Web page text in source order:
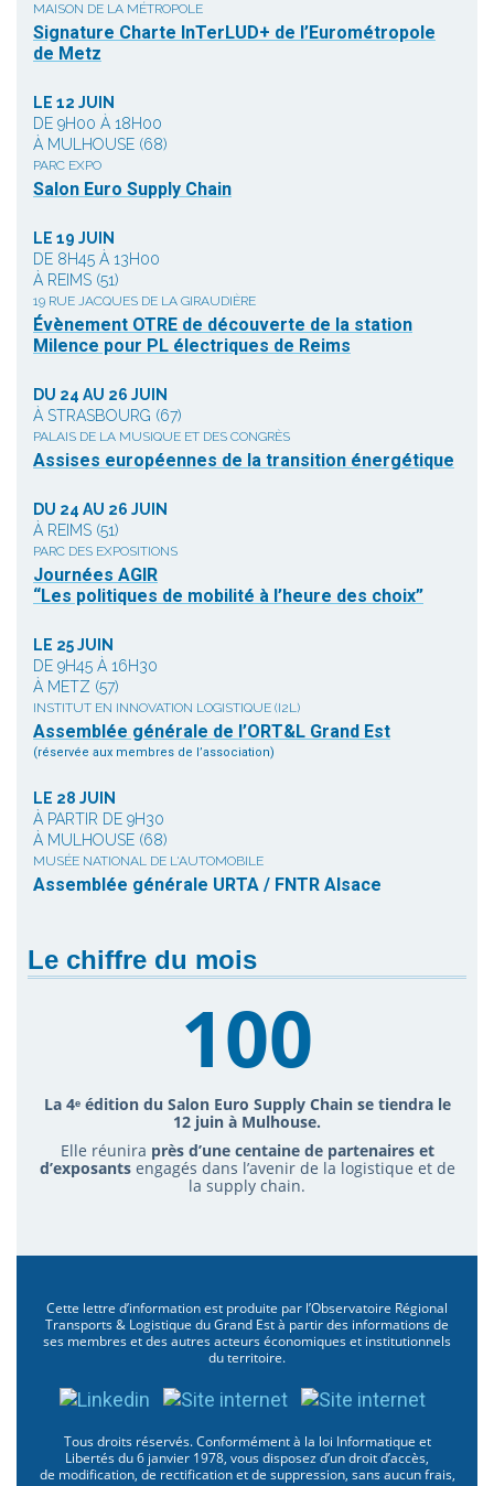
MAISON DE LA MÉTROPOLE
Signature Charte InTerLUD+ de l’Eurométropole
de Metz
LE 12 JUIN
DE 9H00 À 18H00
À MULHOUSE (68)
PARC EXPO
Salon Euro Supply Chain
LE 19 JUIN
DE 8H45 À 13H00
À REIMS (51)
19 RUE JACQUES DE LA GIRAUDIÈRE
Évènement OTRE de découverte de la station
Milence pour PL électriques de Reims
DU 24 AU 26 JUIN
À STRASBOURG (67)
PALAIS DE LA MUSIQUE ET DES CONGRÈS
Assises européennes de la transition énergétique
DU 24 AU 26 JUIN
À REIMS (51)
PARC DES EXPOSITIONS
Journées AGIR
“Les politiques de mobilité à l’heure des choix”
LE 25 JUIN
DE 9H45 À 16H30
À METZ (57)
INSTITUT EN INNOVATION LOGISTIQUE (I2L)
Assemblée générale de l’ORT&L Grand Est
(réservée aux membres de l’association)
LE 28 JUIN
À PARTIR DE 9H30
À MULHOUSE (68)
MUSÉE NATIONAL DE L'AUTOMOBILE
Assemblée générale URTA / FNTR Alsace
Le chiffre du mois
100
La 4ᵉ édition du Salon Euro Supply Chain se tiendra le
12 juin à Mulhouse.
Elle réunira près d’une centaine de partenaires et
d’exposantsengagés dans l’avenir de la logistique et de
la supply chain.
Cette lettre d’information est produite par l’Observatoire Régional
Transports & Logistique du Grand Est à partir des informations de
ses membres et des autres acteurs économiques et institutionnels
du territoire.
Tous droits réservés. Conformément à la loi Informatique et
Libertés du 6 janvier 1978, vous disposez d’un droit d’accès,
de modification, de rectification et de suppression, sans aucun frais,